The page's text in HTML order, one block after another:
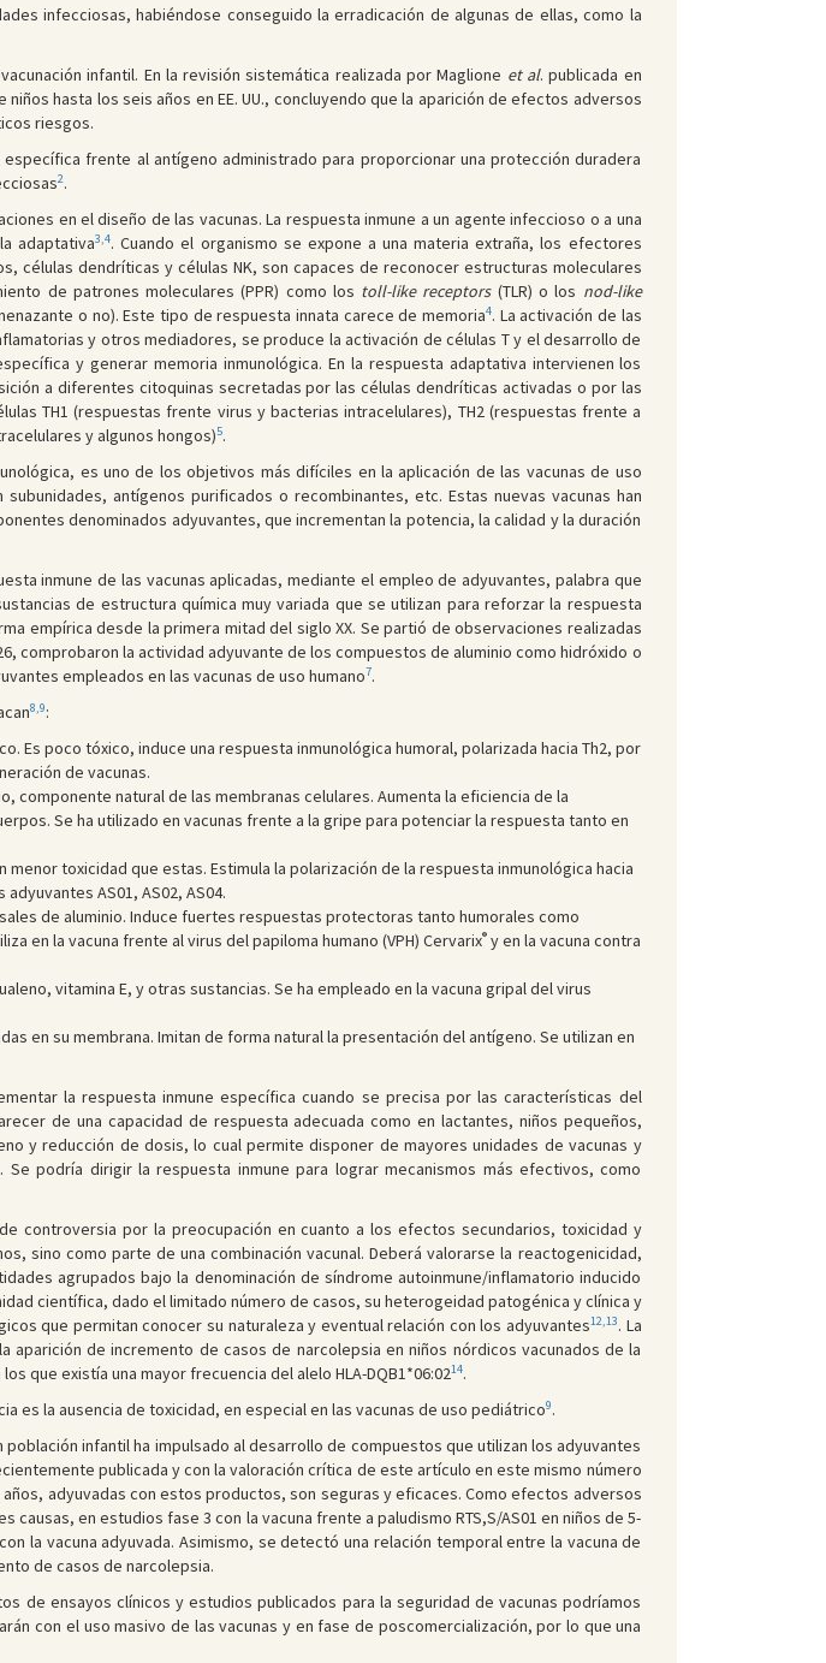
infecciosas, habiéndose conseguido la erradicación de algunas de ellas, como la
infantil. En la revisión sistemática realizada por Maglione et al. publicada en
hasta los seis años en EE. UU., concluyendo que la aparición de efectos adversos
riesgos.
frente al antígeno administrado para proporcionar una protección duradera
2.
en el diseño de las vacunas. La respuesta inmune a un agente infeccioso o a una
adaptativa3,4. Cuando el organismo se expone a una materia extraña, los efectores
células dendríticas y células NK, son capaces de reconocer estructuras moleculares
de patrones moleculares (PPR) como los toll-like receptors(TLR) o los nod-like
o no). Este tipo de respuesta innata carece de memoria4. La activación de las
y otros mediadores, se produce la activación de células T y el desarrollo de
y generar memoria inmunológica. En la respuesta adaptativa intervienen los
a diferentes citoquinas secretadas por las células dendríticas activadas o por las
TH1 (respuestas frente virus y bacterias intracelulares), TH2 (respuestas frente a
y algunos hongos)5.
es uno de los objetivos más difíciles en la aplicación de las vacunas de uso
antígenos purificados o recombinantes, etc. Estas nuevas vacunas han
denominados adyuvantes, que incrementan la potencia, la calidad y la duración
inmune de las vacunas aplicadas, mediante el empleo de adyuvantes, palabra que
de estructura química muy variada que se utilizan para reforzar la respuesta
empírica desde la primera mitad del siglo XX. Se partió de observaciones realizadas
comprobaron la actividad adyuvante de los compuestos de aluminio como hidróxido o
empleados en las vacunas de uso humano7.
8,9:
Es poco tóxico, induce una respuesta inmunológica humoral, polarizada hacia Th2, por
de vacunas.
natural de las membranas celulares. Aumenta la eficiencia de la
Se ha utilizado en vacunas frente a la gripe para potenciar la respuesta tanto en
toxicidad que estas. Estimula la polarización de la respuesta inmunológica hacia
AS01, AS02, AS04.
de aluminio. Induce fuertes respuestas protectoras tanto humorales como
en la vacuna frente al virus del papiloma humano (VPH) Cervarix®y en la vacuna contra
vitamina E, y otras sustancias. Se ha empleado en la vacuna gripal del virus
en su membrana. Imitan de forma natural la presentación del antígeno. Se utilizan en
la respuesta inmune específica cuando se precisa por las características del
de una capacidad de respuesta adecuada como en lactantes, niños pequeños,
y reducción de dosis, lo cual permite disponer de mayores unidades de vacunas y
podría dirigir la respuesta inmune para lograr mecanismos más efectivos, como
controversia por la preocupación en cuanto a los efectos secundarios, toxicidad y
sino como parte de una combinación vacunal. Deberá valorarse la reactogenicidad,
agrupados bajo la denominación de síndrome autoinmune/inflamatorio inducido
científica, dado el limitado número de casos, su heterogeidad patogénica y clínica y
que permitan conocer su naturaleza y eventual relación con los adyuvantes12,13. La
de incremento de casos de narcolepsia en niños nórdicos vacunados de la
los que existía una mayor frecuencia del alelo HLA-DQB1*06:0214.
es la ausencia de toxicidad, en especial en las vacunas de uso pediátrico9.
infantil ha impulsado al desarrollo de compuestos que utilizan los adyuvantes
publicada y con la valoración crítica de este artículo en este mismo número
adyuvadas con estos productos, son seguras y eficaces. Como efectos adversos
en estudios fase 3 con la vacuna frente a paludismo RTS,S/AS01 en niños de 5-
la vacuna adyuvada. Asimismo, se detectó una relación temporal entre la vacuna de
de casos de narcolepsia.
de ensayos clínicos y estudios publicados para la seguridad de vacunas podríamos
con el uso masivo de las vacunas y en fase de poscomercialización, por lo que una